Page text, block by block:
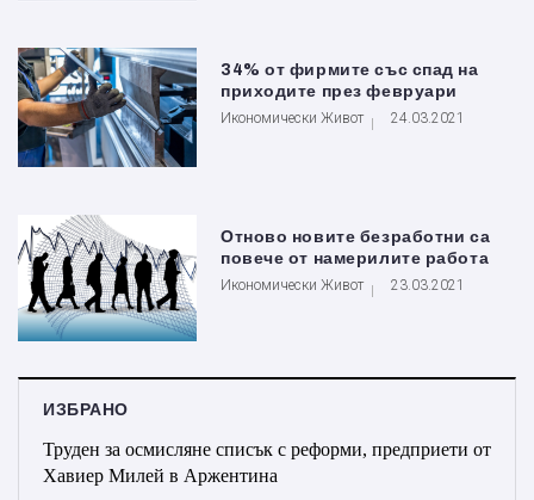
34% от фирмите със спад на
приходите през февруари
Икономически Живот 24.03.2021
Отново новите безработни са
повече от намерилите работа
Икономически Живот 23.03.2021
ИЗБРАНО
Труден за осмисляне списък с реформи, предприети от
Хавиер Милей в Аржентина